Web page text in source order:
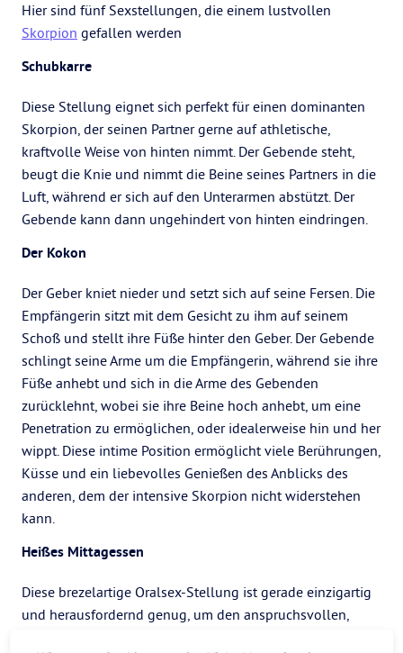
Hier sind fünf Sexstellungen, die einem lustvollen
Skorpion gefallen werden
Schubkarre
Diese Stellung eignet sich perfekt für einen dominanten
Skorpion, der seinen Partner gerne auf athletische,
kraftvolle Weise von hinten nimmt. Der Gebende steht,
beugt die Knie und nimmt die Beine seines Partners in die
Luft, während er sich auf den Unterarmen abstützt. Der
Gebende kann dann ungehindert von hinten eindringen.
Der Kokon
Der Geber kniet nieder und setzt sich auf seine Fersen. Die
Empfängerin sitzt mit dem Gesicht zu ihm auf seinem
Schoß und stellt ihre Füße hinter den Geber. Der Gebende
schlingt seine Arme um die Empfängerin, während sie ihre
Füße anhebt und sich in die Arme des Gebenden
zurücklehnt, wobei sie ihre Beine hoch anhebt, um eine
Penetration zu ermöglichen, oder idealerweise hin und her
wippt. Diese intime Position ermöglicht viele Berührungen,
Küsse und ein liebevolles Genießen des Anblicks des
anderen, dem der intensive Skorpion nicht widerstehen
kann.
Heißes Mittagessen
Diese brezelartige Oralsex-Stellung ist gerade einzigartig
und herausfordernd genug, um den anspruchsvollen,